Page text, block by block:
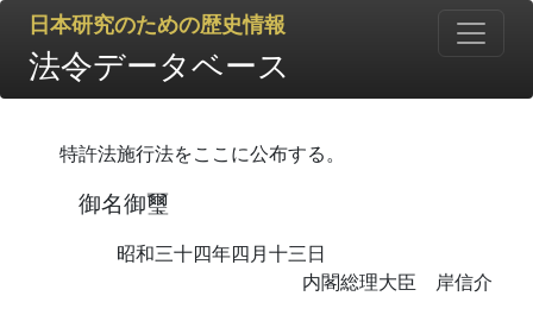
日本研究のための歴史情報
法令データベース
特許法施行法をここに公布する。
御名御璽
昭和三十四年四月十三日
内閣総理大臣 岸信介